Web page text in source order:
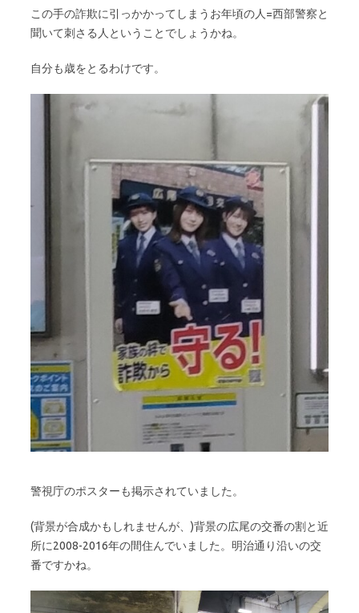
この手の詐欺に引っかかってしまうお年頃の人=西部警察と
聞いて刺さる人ということでしょうかね。
自分も歳をとるわけです。
警視庁のポスターも掲示されていました。
(背景が合成かもしれませんが、)背景の広尾の交番の割と近
所に2008-2016年の間住んでいました。明治通り沿いの交
番ですかね。